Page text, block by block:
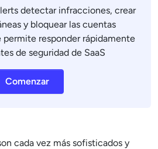
detectar infracciones, crear
y bloquear las cuentas
responder rápidamente
de seguridad de SaaS
Comenzar
cada vez más sofisticados y